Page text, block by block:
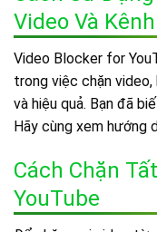
Video Và
Video Blocker for
trong việc chặn
và hiệu quả. Bạn đã
Hãy cùng xem hướng
Cách Chặn
YouTube